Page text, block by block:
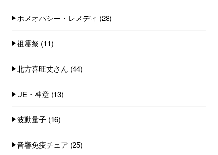
ホメオパシー・レメディ (28)
祖霊祭 (11)
北方喜旺丈さん (44)
UE・神意 (13)
波動量子 (16)
音響免疫チェア (25)